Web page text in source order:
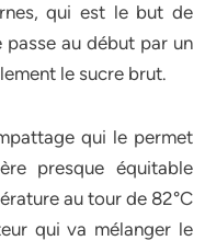
qui est le but de
au début par un
le sucre brut.
qui le permet
presque équitable
au tour de 82°C
qui va mélanger le